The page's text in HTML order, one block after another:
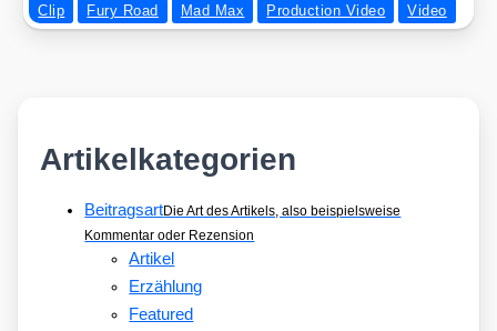
Clip Fury Road Mad Max Production Video Video
Artikelkategorien
BeitragsartDie Art des Artikels, also beispielsweise
Kommentar oder Rezension
Artikel
Erzählung
Featured